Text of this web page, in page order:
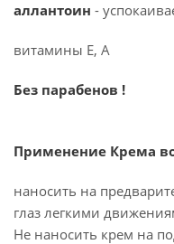
аллантоин -
витамины Е, А
Без парабенов !
Применение Крема
наносить на
глаз легкими
Не наносить крем на